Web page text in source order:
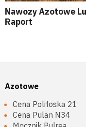
Nawozy Azotowe
Raport
Azotowe
Cena Polifoska 21
Cena Pulan N34